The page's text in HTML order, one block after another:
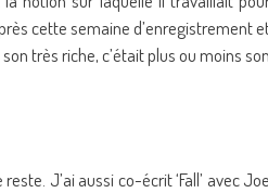
cette semaine d’enregistrement
très riche, c’était plus ou moins son
reste. J’ai aussi co-écrit ‘Fall’ avec Joe